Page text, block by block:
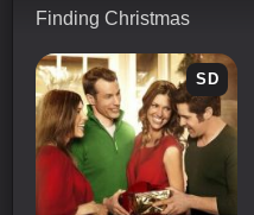
Finding Christmas
SD